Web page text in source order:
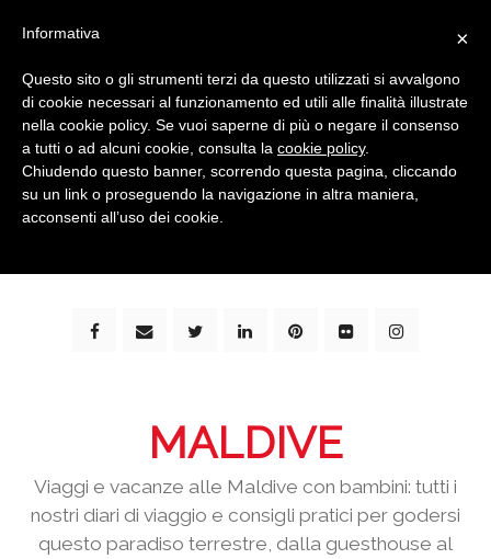
bimbi e viaggi - family travel blog: community #1 in
MALDIVE
Viaggi e vacanze alle Maldive con bambini: tutti i
nostri diari di viaggio e consigli pratici per godersi
questo paradiso terrestre, dalla guesthouse al
×
Informativa
Questo sito o gli strumenti terzi da questo utilizzati si avvalgono
di cookie necessari al funzionamento ed utili alle finalità illustrate
nella cookie policy. Se vuoi saperne di più o negare il consenso
a tutti o ad alcuni cookie, consulta la cookie policy.
Chiudendo questo banner, scorrendo questa pagina, cliccando
su un link o proseguendo la navigazione in altra maniera,
acconsenti all’uso dei cookie.